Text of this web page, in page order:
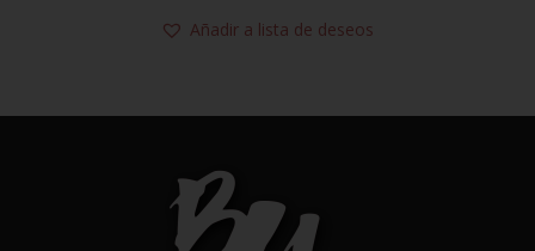
Añadir a lista de deseos